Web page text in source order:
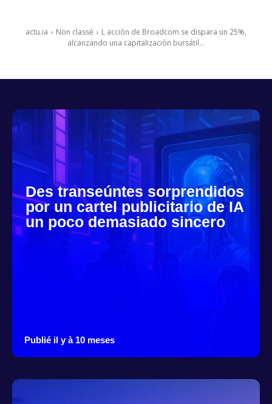
actu.ia Non classé
L acción de Broadcom se dispara un 25%,
alcanzando una capitalización bursátil...
Des transeúntes sorprendidos
por un cartel publicitario de IA
un poco demasiado sincero
Publié il y à 10 meses